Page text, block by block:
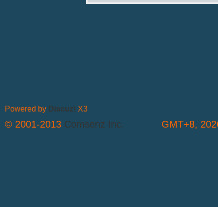
GMT+8,
Powered by Discuz! X3
© 2001-2013 Comsenz Inc.